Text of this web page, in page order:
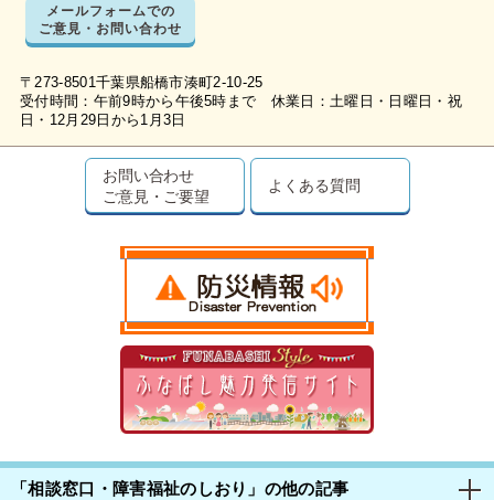
メールフォームでの
ご意見・お問い合わせ
〒273-8501千葉県船橋市湊町2-10-25
受付時間：午前9時から午後5時まで 休業日：土曜日・日曜日・祝
日・12月29日から1月3日
お問い合わせ
ご意見・ご要望
よくある質問
「相談窓口・障害福祉のしおり」の他の記事